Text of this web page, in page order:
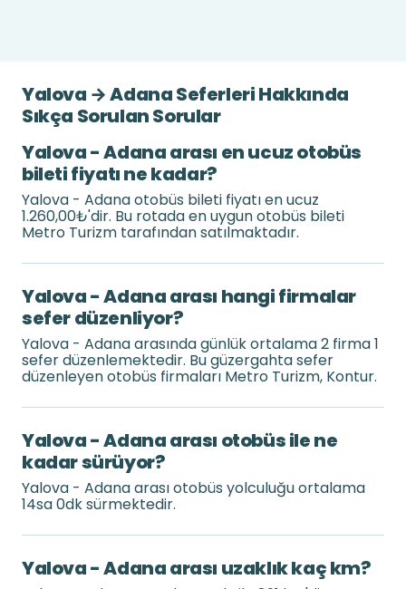
Yalova → Adana Seferleri Hakkında
Sıkça Sorulan Sorular
Yalova - Adana arası en ucuz otobüs
bileti fiyatı ne kadar?
Yalova - Adana otobüs bileti fiyatı en ucuz
1.260,00₺'dir. Bu rotada en uygun otobüs bileti
Metro Turizm tarafından satılmaktadır.
Yalova - Adana arası hangi firmalar
sefer düzenliyor?
Yalova - Adana arasında günlük ortalama 2 firma 1
sefer düzenlemektedir. Bu güzergahta sefer
düzenleyen otobüs firmaları Metro Turizm, Kontur.
Yalova - Adana arası otobüs ile ne
kadar sürüyor?
Yalova - Adana arası otobüs yolculuğu ortalama
14sa 0dk sürmektedir.
Yalova - Adana arası uzaklık kaç km?